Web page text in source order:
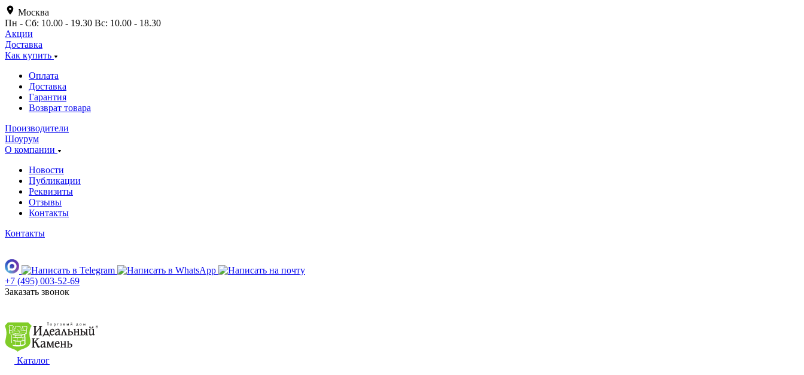
Москва
Пн - Сб: 10.00 - 19.30 Вс: 10.00 - 18.30
Акции
Доставка
Как купить
Оплата
Доставка
Гарантия
Возврат товара
Производители
Шоурум
О компании
Новости
Публикации
Реквизиты
Отзывы
Контакты
Контакты
+7 (495) 003-52-69
Заказать звонок
Каталог